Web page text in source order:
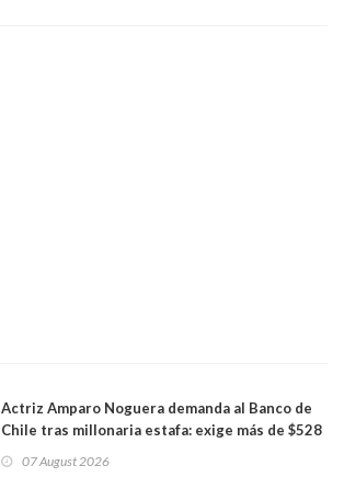
Actriz Amparo Noguera demanda al Banco de
Chile tras millonaria estafa: exige más de $528
07 August 2026